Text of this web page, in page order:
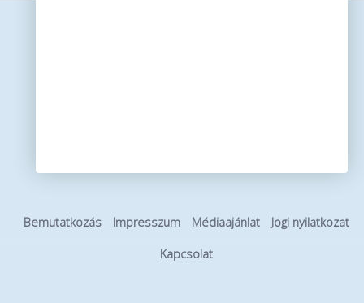
Bemutatkozás Impresszum Médiaajánlat Jogi nyilatkozat
Kapcsolat